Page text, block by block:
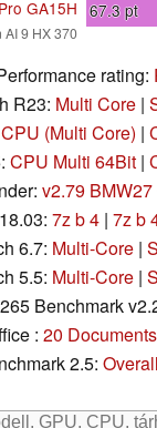
GA15H
AI 9 HX 370
67.3pt
rating:
R23: Multi Core |
CPU (Multi Core) |
CPU Multi 64Bit |
v2.79
7z b 4| 7z b
6.7: Multi-Core |
5.5: Multi-Core |
Benchmark
: 20
2.5: